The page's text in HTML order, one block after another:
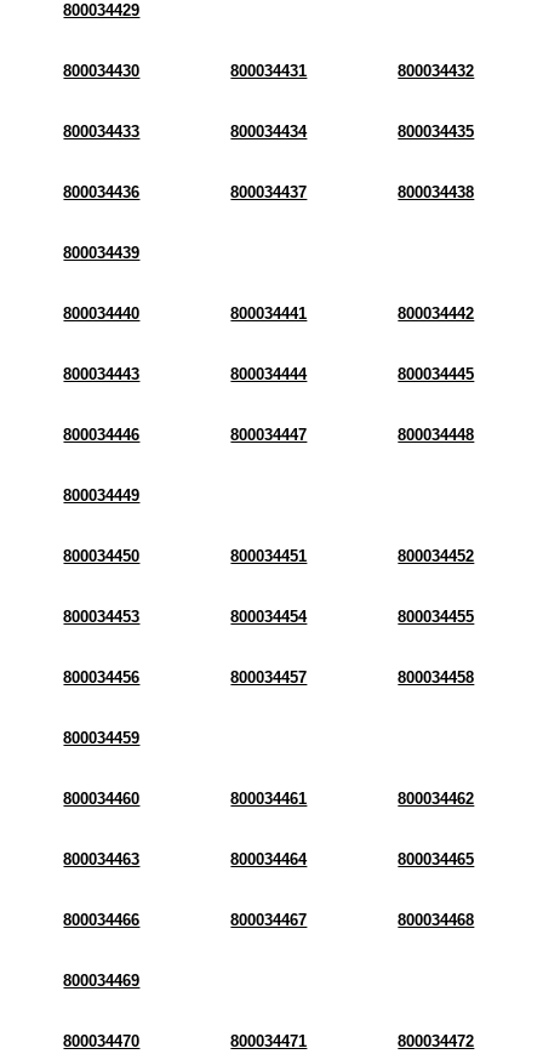
800034429
800034430 800034431 800034432
800034433 800034434 800034435
800034436 800034437 800034438
800034439
800034440 800034441 800034442
800034443 800034444 800034445
800034446 800034447 800034448
800034449
800034450 800034451 800034452
800034453 800034454 800034455
800034456 800034457 800034458
800034459
800034460 800034461 800034462
800034463 800034464 800034465
800034466 800034467 800034468
800034469
800034470 800034471 800034472